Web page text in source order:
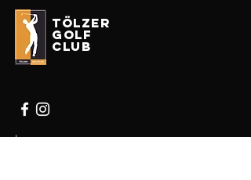
tölzer
golf
club
Impressum